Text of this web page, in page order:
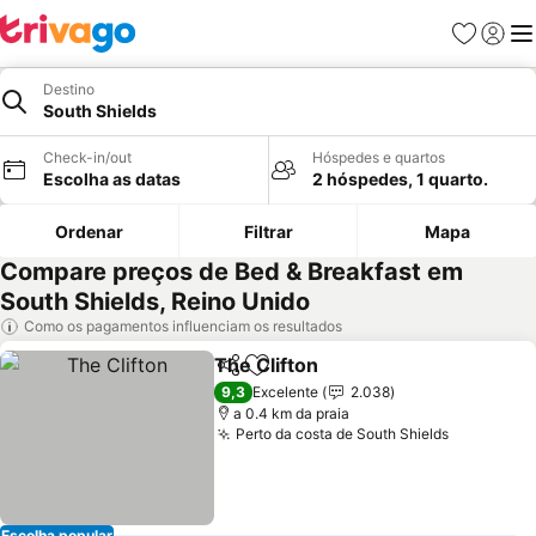
Favoritos
Iniciar
Destino
South Shields
Check-in/out
Escolha as datas
Hóspedes e quartos
2 hóspedes, 1 quarto.
Ordenar Filtrar Mapa
Compare preços de Bed & Breakfast em
South Shields, Reino Unido
Como os pagamentos influenciam os resultados
PartilharAdicionar aos favoritos
The Clifton
9,3 Excelente
2.038
a 0.4 km da praia
Perto da costa de South ShieldsVer